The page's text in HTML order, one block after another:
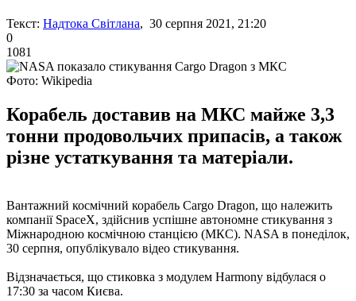
Текст: Надтока Світлана, 30 серпня 2021, 21:20
0
1081
Фото: Wikipedia
Корабель доставив на МКС майже 3,3
тонни продовольчих припасів, а також
різне устаткування та матеріали.
Вантажний космічний корабель Cargo Dragon, що належить
компанії SpaceX, здійснив успішне автономне стикування з
Міжнародною космічною станцією (МКС). NASA в понеділок,
30 серпня, опублікувало відео стикування.
Відзначається, що стиковка з модулем Harmony відбулася о
17:30 за часом Києва.